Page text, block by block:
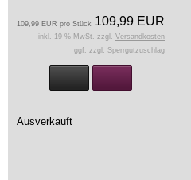
109,99 EUR
109,99 EUR pro Stück
inkl. 19 % MwSt. zzgl. Versandkosten
ggf. zzgl. Sperrgutzuschlag
Ausverkauft